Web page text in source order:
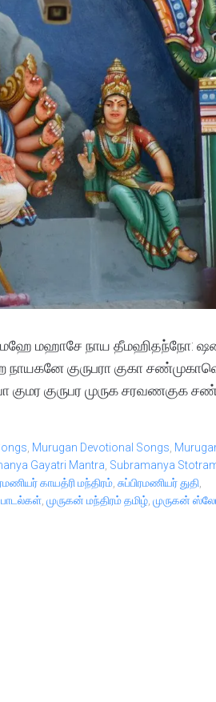
மஹாசே நாய தீமஹிதந்நோ:
குருபரா குகா
குருபர முருக சரவணகுக
Murugan Devotional Songs
Gayatri Mantra Subramanya
காயத்ரி மந்திரம் சுப்பிரமணியர் துதி
பாடல்கள் முருகன் மந்திரம் தமிழ் முருகன்